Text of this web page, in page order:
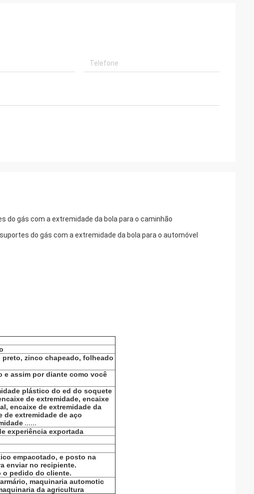
do gás com a extremidade da bola para o caminhão
do gás com a extremidade da bola para o automóvel
zinco chapeado, folheado
e assim por diante como você
plástico do ed do soquete
de extremidade, encaixe
encaixe de extremidade da
de extremidade de aço
......
experiência exportada
empacotado, e posto na
enviar no recipiente.
o pedido do cliente.
maquinaria automotic
da agricultura